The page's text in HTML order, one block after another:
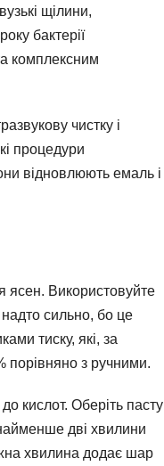
щілини,
бактерії
комплексним
чистку і
процедури
відновлюють емаль і
ясен. Використовуйте
надто сильно, бо це
тиску, які, за
порівняно з ручними.
кислот. Оберіть пасту
дві хвилини
хвилина додає шар